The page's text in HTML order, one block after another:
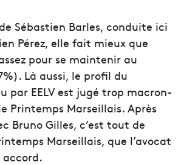
Sébastien Barles, conduite ici
Pérez, elle fait mieux que
pour se maintenir au
Là aussi, le profil du
par EELV est jugé trop macron-
Printemps Marseillais. Après
Bruno Gilles, c’est tout de
Marseillais, que l’avocat